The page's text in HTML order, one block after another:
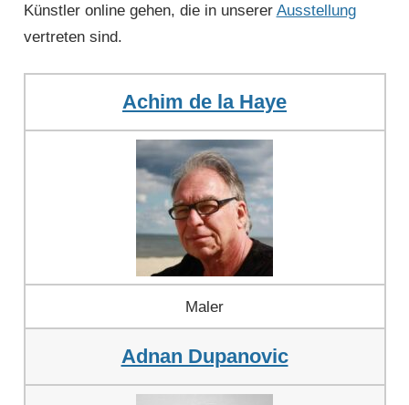
Künstler online gehen, die in unserer Ausstellung
vertreten sind.
Achim de la Haye
Maler
Adnan Dupanovic